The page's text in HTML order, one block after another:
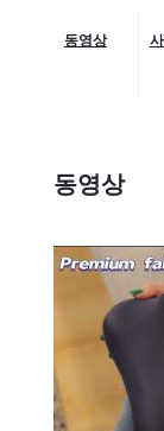
동영상
동영상